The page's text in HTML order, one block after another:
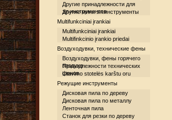
Другие принадлежности для
эл.инструментов
Другие мини эл.инструменты
Multifunkciniai įrankiai
Multifunkciniai įrankiai
Multifinkcinio įrankio priedai
Воздуходувки, технические фены
Воздуходувки, фены горячего
воздуха
Принадлежности технических
фенов
Litavimo stotelės karštu oru
Режущие инструменты
Дисковая пила по дереву
Дисковая пила по металлу
Ленточная пила
Станок для резки по дереву